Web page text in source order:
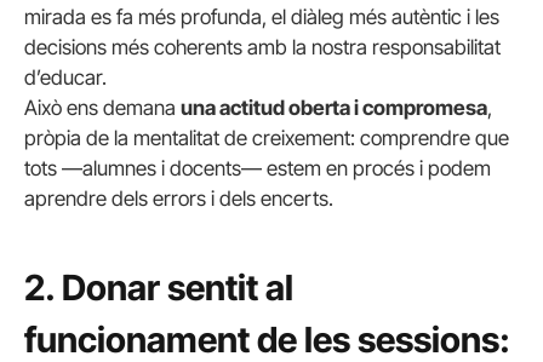
mirada es fa més profunda, el diàleg més autèntic i les
decisions més coherents amb la nostra responsabilitat
d’educar.
Això ens demana una actitud oberta i compromesa,
pròpia de la mentalitat de creixement: comprendre que
tots —alumnes i docents— estem en procés i podem
aprendre dels errors i dels encerts.
2. Donar sentit al
funcionament de les sessions: